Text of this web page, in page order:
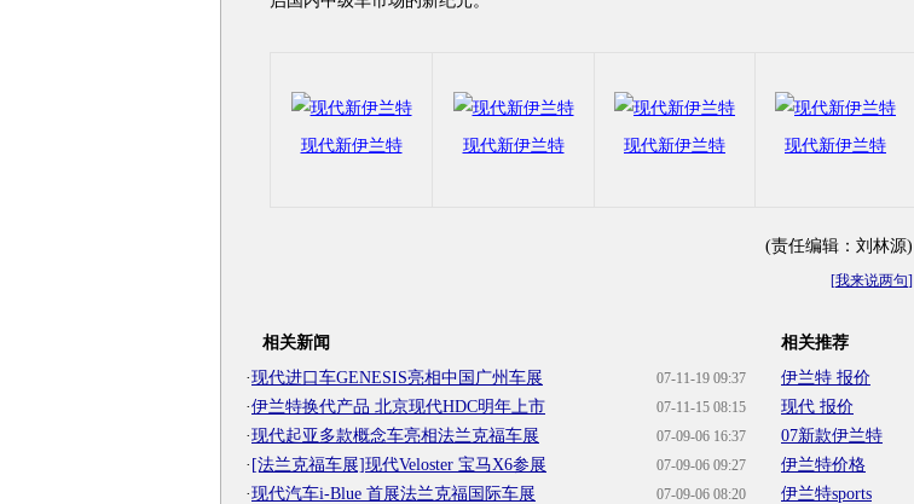
现代新伊兰特 现代新伊兰特 现代新伊兰特 现代新伊兰特
(责任编辑：刘林源)
[我来说两句]
相关新闻
07-11-19 09:37
·现代进口车GENESIS亮相中国广州车展
07-11-15 08:15
·伊兰特换代产品 北京现代HDC明年上市
07-09-06 16:37
·现代起亚多款概念车亮相法兰克福车展
07-09-06 09:27
· [法兰克福车展]现代Veloster 宝马X6参展
07-09-06 08:20
·现代汽车i-Blue 首展法兰克福国际车展
相关推荐
伊兰特 报价
现代 报价
07新款伊兰特
伊兰特价格
伊兰特sports